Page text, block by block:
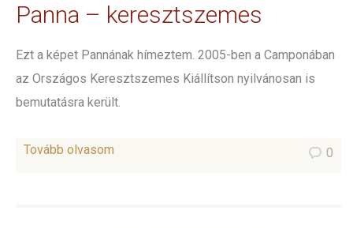
Panna – keresztszemes
Ezt a képet Pannának hímeztem. 2005-ben a Camponában
az Országos Keresztszemes Kiállítson nyilvánosan is
bemutatásra került.
Tovább olvasom 0